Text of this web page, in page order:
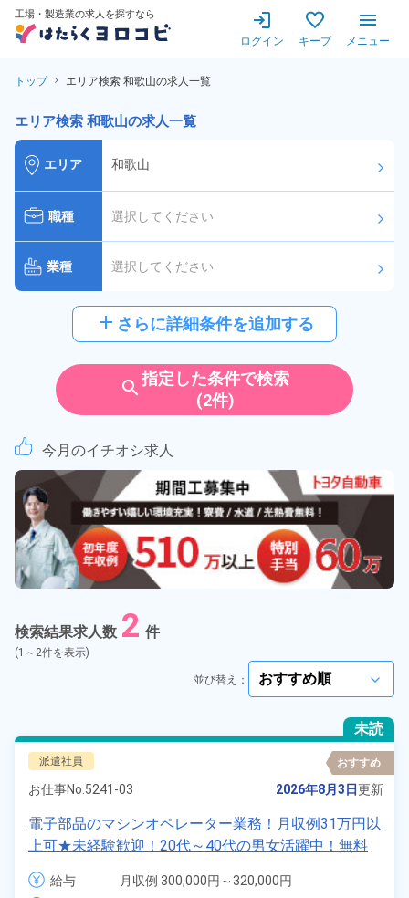
工場・製造業の求人を探すなら
ログイン キープ メニュー
トップ エリア検索 和歌山の求人一覧
エリア検索 和歌山の求人一覧
エリア 和歌山 arrow_forward_ios
職種 選択してください arrow_forward_ios
業種 選択してください arrow_forward_ios
選択してください
雇用形態 派遣社員
紹介予定派遣
正社員
アルバイト・パート
正社員 ※無期雇用派遣
期間従業員
arrow_forward_ios
arrow_forward_ios
フリーワー
ド
add さらに詳細条件を追加する
search指定した条件で検索
(2件)
今月のイチオシ求人
検索結果求人数 2 件
(1～2件を表示)
並び替え： arrow_forward_ios
未読
派遣社員 おすすめ
お仕事No. 5241-03 2026年8月3日更新
電子部品のマシンオペレーター業務！月収例31万円以
上可★未経験歓迎！20代～40代の男女活躍中！無料
送迎ありで通勤ラクラク◎寮費無料&赴任旅費会社負
担◎お仕事スタート時の負担を軽減！生活必需品を先
給与
月収例 300,000円～320,000円